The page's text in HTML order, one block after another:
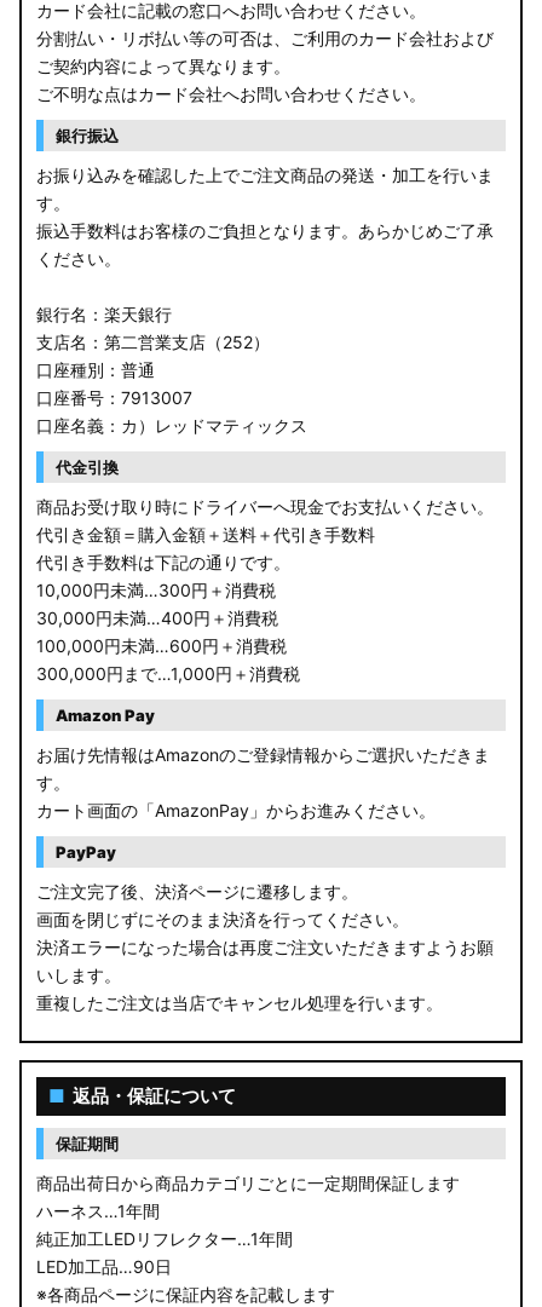
カード会社に記載の窓口へお問い合わせください。
分割払い・リボ払い等の可否は、ご利用のカード会社および
ご契約内容によって異なります。
ご不明な点はカード会社へお問い合わせください。
銀行振込
お振り込みを確認した上でご注文商品の発送・加工を行いま
す。
振込手数料はお客様のご負担となります。あらかじめご了承
ください。
銀行名：楽天銀行
支店名：第二営業支店（252）
口座種別：普通
口座番号：7913007
口座名義：カ）レッドマティックス
代金引換
商品お受け取り時にドライバーへ現金でお支払いください。
代引き金額＝購入金額＋送料＋代引き手数料
代引き手数料は下記の通りです。
10,000円未満…300円＋消費税
30,000円未満…400円＋消費税
100,000円未満…600円＋消費税
300,000円まで…1,000円＋消費税
Amazon Pay
お届け先情報はAmazonのご登録情報からご選択いただきま
す。
カート画面の「AmazonPay」からお進みください。
PayPay
ご注文完了後、決済ページに遷移します。
画面を閉じずにそのまま決済を行ってください。
決済エラーになった場合は再度ご注文いただきますようお願
いします。
重複したご注文は当店でキャンセル処理を行います。
■ 返品・保証について
保証期間
商品出荷日から商品カテゴリごとに一定期間保証します
ハーネス…1年間
純正加工LEDリフレクター…1年間
LED加工品…90日
※各商品ページに保証内容を記載します